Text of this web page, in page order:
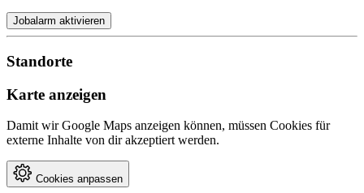
Jobalarm aktivieren
Standorte
Karte anzeigen
Damit wir Google Maps anzeigen können, müssen Cookies für
externe Inhalte von dir akzeptiert werden.
Cookies anpassen